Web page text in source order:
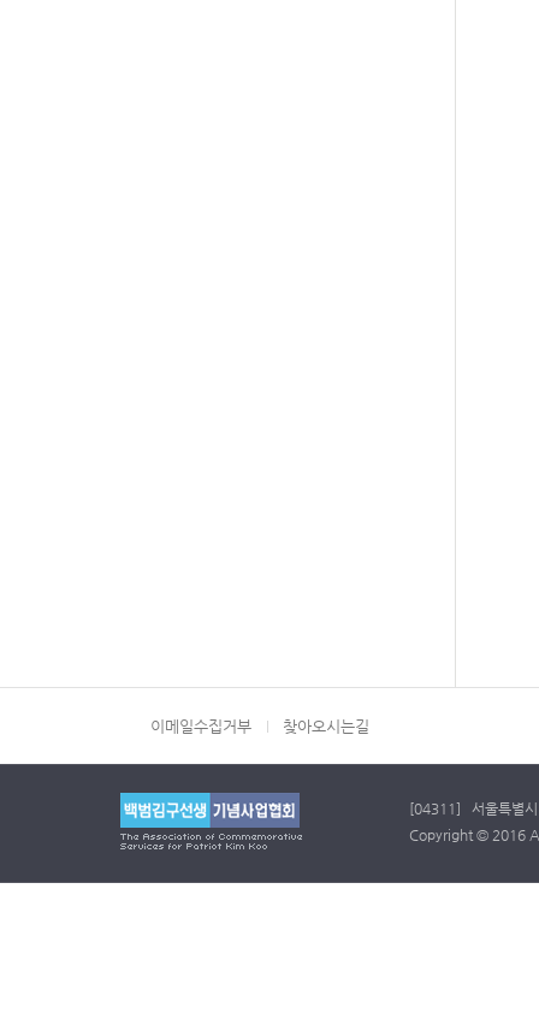
이메일수집거부 찾아오시는길
[04311] 서울특별
Copyright © 2016